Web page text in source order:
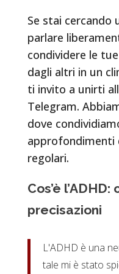
Se stai cercando
parlare
condividere le
dagli altri in un
ti invito a unirti
Telegram.
dove
approfondimenti
regolari.
Cos’è
precisazioni
L'ADHD è una
tale mi è stato